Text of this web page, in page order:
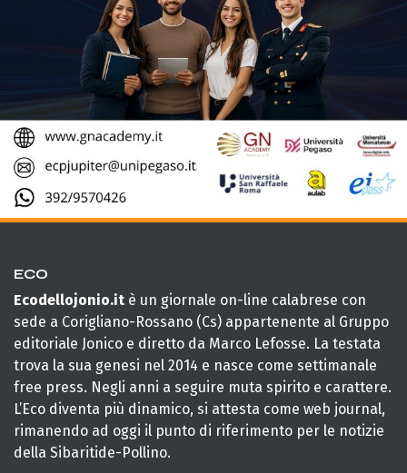
ECO
Ecodellojonio.it è un giornale on-line calabrese con
sede a Corigliano-Rossano (Cs) appartenente al Gruppo
editoriale Jonico e diretto da Marco Lefosse. La testata
trova la sua genesi nel 2014 e nasce come settimanale
free press. Negli anni a seguire muta spirito e carattere.
L’Eco diventa più dinamico, si attesta come web journal,
rimanendo ad oggi il punto di riferimento per le notizie
della Sibaritide-Pollino.